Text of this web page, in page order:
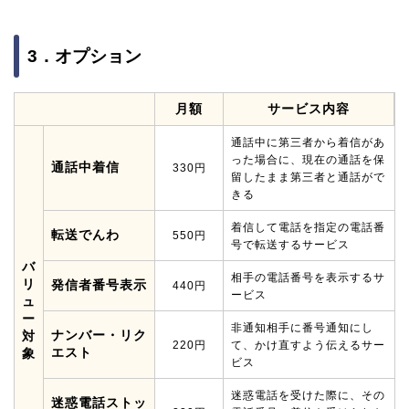
3．オプション
月額 サービス内容
バ
リ
ュ
ー
対
象
通話中着信 330円
通話中に第三者から着信があ
った場合に、現在の通話を保
留したまま第三者と通話がで
きる
転送でんわ 550円
着信して電話を指定の電話番
号で転送するサービス
発信者番号表示 440円
相手の電話番号を表示するサ
ービス
ナンバー・リク
エスト
220円
非通知相手に番号通知にし
て、かけ直すよう伝えるサー
ビス
迷惑電話ストッ
迷惑電話を受けた際に、その